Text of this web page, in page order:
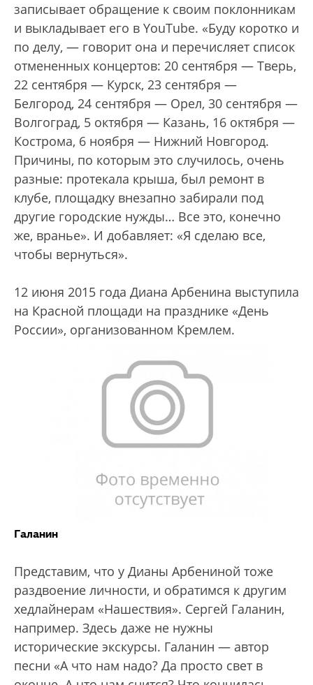
записывает обращение к своим поклонникам
и выкладывает его в YouTube. «Буду коротко и
по делу, — говорит она и перечисляет список
отмененных концертов: 20 сентября — Тверь,
22 сентября — Курск, 23 сентября —
Белгород, 24 сентября — Орел, 30 сентября —
Волгоград, 5 октября — Казань, 16 октября —
Кострома, 6 ноября — Нижний Новгород.
Причины, по которым это случилось, очень
разные: протекала крыша, был ремонт в
клубе, площадку внезапно забирали под
другие городские нужды… Все это, конечно
же, вранье». И добавляет: «Я сделаю все,
чтобы вернуться».
12 июня 2015 года Диана Арбенина выступила
на Красной площади на празднике «День
России», организованном Кремлем.
Галанин
Представим, что у Дианы Арбениной тоже
раздвоение личности, и обратимся к другим
хедлайнерам «Нашествия». Сергей Галанин,
например. Здесь даже не нужны
исторические экскурсы. Галанин — автор
песни «А что нам надо? Да просто свет в